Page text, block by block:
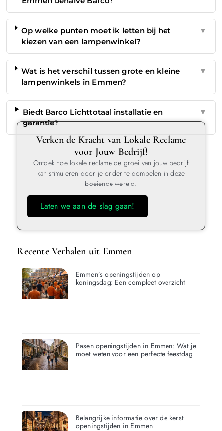
Op welke punten moet ik letten bij het
kiezen van een lampenwinkel?
▼
Wat is het verschil tussen grote en kleine
lampenwinkels in Emmen?
▼
Biedt Barco Lichttotaal installatie en
garantie?
▼
Verken de Kracht van Lokale Reclame
voor Jouw Bedrijf!
Ontdek hoe lokale reclame de groei van jouw bedrijf
kan stimuleren door je onder te dompelen in deze
boeiende wereld.
Laten we aan de slag gaan!
Recente Verhalen uit Emmen
Emmen’s openingstijden op
koningsdag: Een compleet overzicht
Pasen openingstijden in Emmen: Wat je
moet weten voor een perfecte feestdag
Belangrijke informatie over de kerst
openingstijden in Emmen